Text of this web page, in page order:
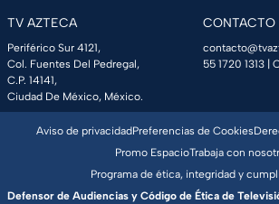
TV AZTECA
Periférico Sur 4121,
Col. Fuentes Del Pedregal,
C.P. 14141,
Ciudad De México, México.
CONTACTO
55 1720 1313 |
Aviso de privacidadPreferencias de Cookies
Promo EspacioTrabaja con
Programa de ética, integridad y
Defensor de Audiencias y Código de Ética de